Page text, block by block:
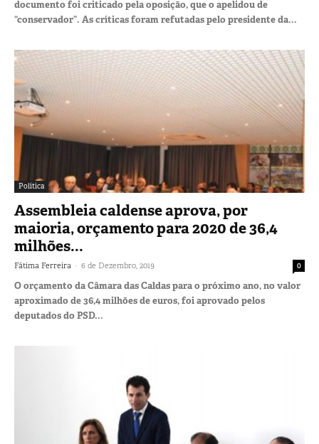
documento foi criticado pela oposição, que o apelidou de
“conservador”. As críticas foram refutadas pelo presidente da...
Política
Assembleia caldense aprova, por
maioria, orçamento para 2020 de 36,4
milhões...
Fátima Ferreira - 6 de Dezembro, 2019 0
O orçamento da Câmara das Caldas para o próximo ano, no valor
aproximado de 36,4 milhões de euros, foi aprovado pelos
deputados do PSD...